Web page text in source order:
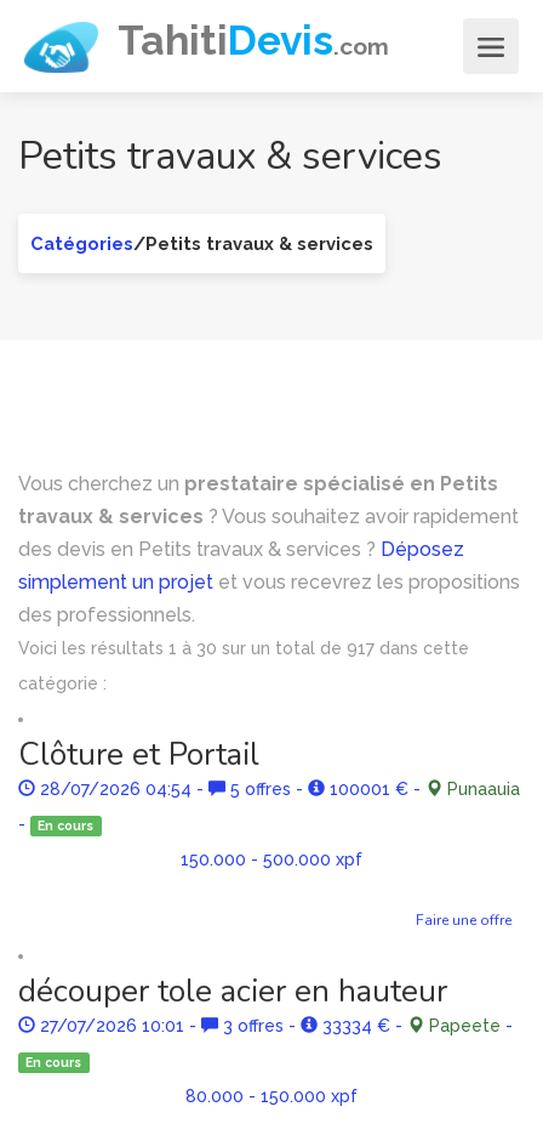
TahitiDevis.com
Petits travaux & services
Catégories/Petits travaux & services
Vous cherchez un prestataire spécialisé en Petits
travaux & services ? Vous souhaitez avoir rapidement
des devis en Petits travaux & services ? Déposez
simplement un projet et vous recevrez les propositions
des professionnels.
Voici les résultats 1 à 30 sur un total de 917 dans cette
catégorie :
Clôture et Portail
28/07/2026 04:54 - 5 offres - 100001 € -
Punaauia
-
En cours
150.000 - 500.000 xpf
Faire une offre
découper tole acier en hauteur
27/07/2026 10:01 - 3 offres - 33334 € - Papeete -
En cours
80.000 - 150.000 xpf